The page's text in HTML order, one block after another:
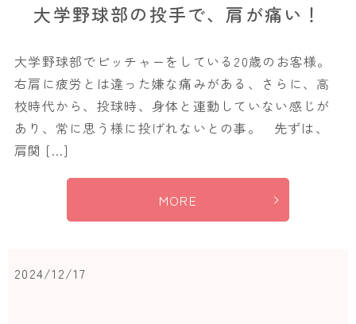
大学野球部の投手で、肩が痛い！
大学野球部でピッチャーをしている20歳のお客様。
右肩に疲労とは違った嫌な痛みがある、さらに、高
校時代から、投球時、身体と連動していない感じが
あり、常に思う様に投げれないとの事。 先ずは、
肩関 […]
MORE
2024/12/17